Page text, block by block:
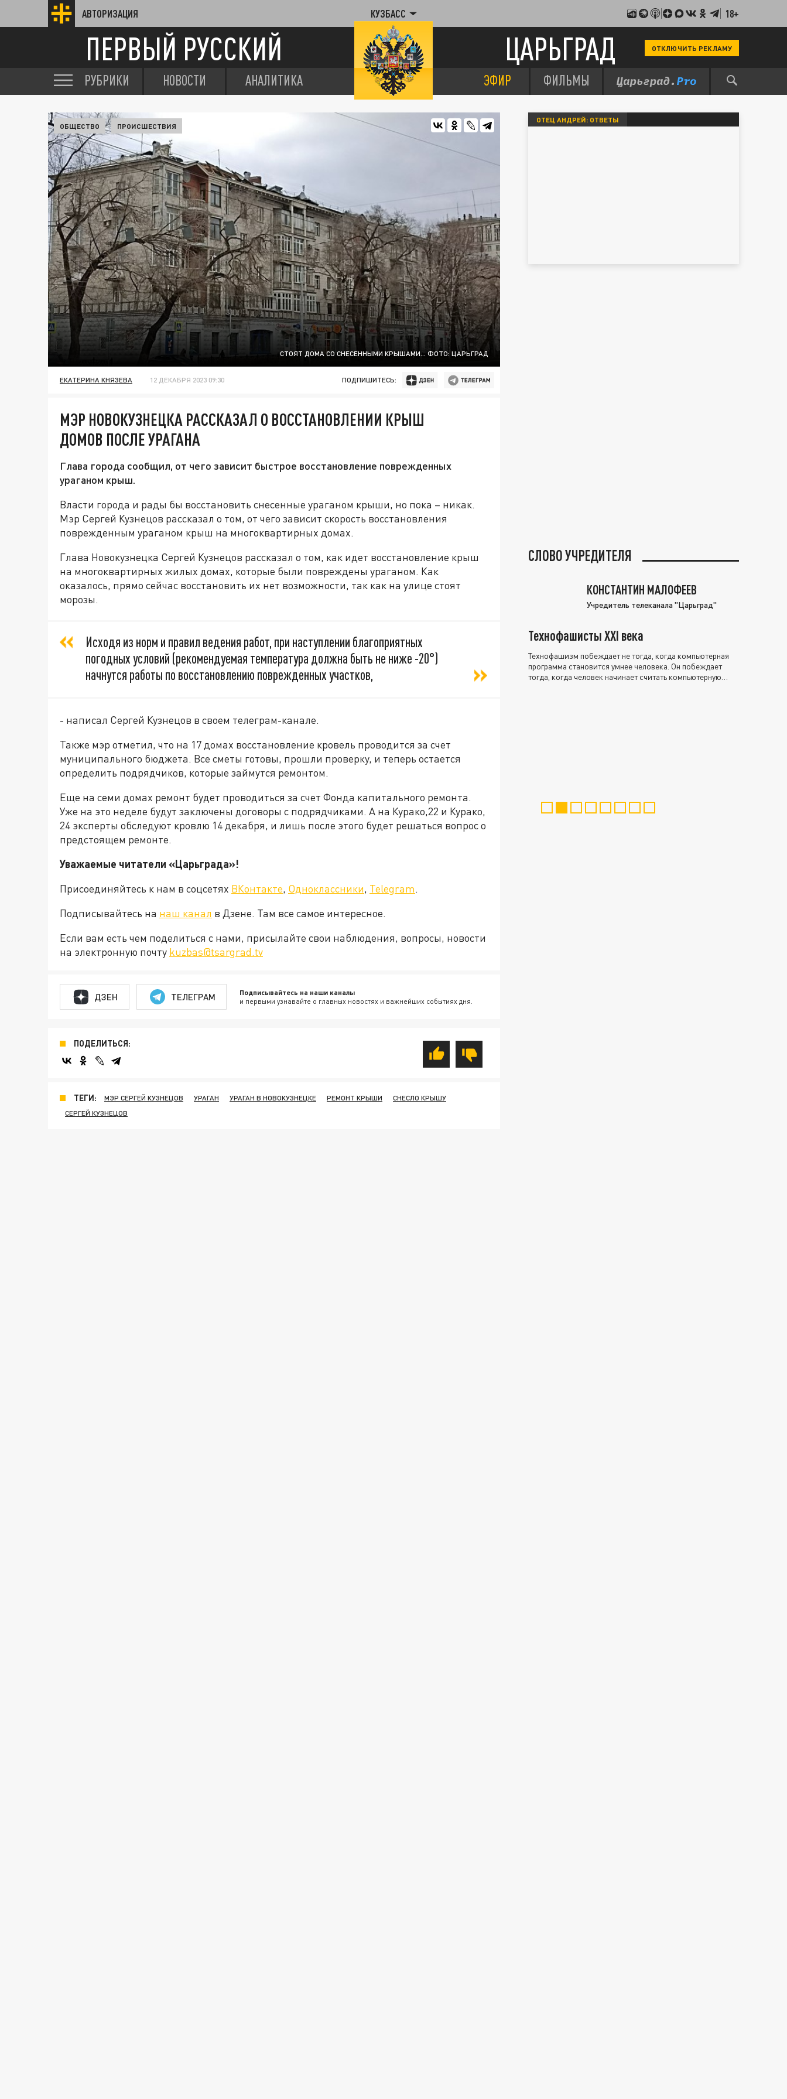
АВТОРИЗАЦИЯ КУЗБАСС 18+
ПЕРВЫЙ РУССКИЙ ЦАРЬГРАД ОТКЛЮЧИТЬ РЕКЛАМУ
РУБРИКИ НОВОСТИ АНАЛИТИКА ЭФИР ФИЛЬМЫ
СТОЯТ ДОМА СО СНЕСЕННЫМИ КРЫШАМИ... ФОТО: ЦАРЬГРАД
ОБЩЕСТВО ПРОИСШЕСТВИЯ
ЕКАТЕРИНА КНЯЗЕВА 12 ДЕКАБРЯ 2023 09:30 ПОДПИШИТЕСЬ:
МЭР НОВОКУЗНЕЦКА РАССКАЗАЛ О ВОССТАНОВЛЕНИИ КРЫШ
ДОМОВ ПОСЛЕ УРАГАНА
Глава города сообщил, от чего зависит быстрое восстановление поврежденных
ураганом крыш.
Власти города и рады бы восстановить снесенные ураганом крыши, но пока – никак.
Мэр Сергей Кузнецов рассказал о том, от чего зависит скорость восстановления
поврежденным ураганом крыш на многоквартирных домах.
Глава Новокузнецка Сергей Кузнецов рассказал о том, как идет восстановление крыш
на многоквартирных жилых домах, которые были повреждены ураганом. Как
оказалось, прямо сейчас восстановить их нет возможности, так как на улице стоят
морозы.
Исходя из норм и правил ведения работ, при наступлении благоприятных
погодных условий (рекомендуемая температура должна быть не ниже -20°)
начнутся работы по восстановлению поврежденных участков,
- написал Сергей Кузнецов в своем телеграм-канале.
Также мэр отметил, что на 17 домах восстановление кровель проводится за счет
муниципального бюджета. Все сметы готовы, прошли проверку, и теперь остается
определить подрядчиков, которые займутся ремонтом.
Еще на семи домах ремонт будет проводиться за счет Фонда капитального ремонта.
Уже на это неделе будут заключены договоры с подрядчиками. А на Курако,22 и Курако,
24 эксперты обследуют кровлю 14 декабря, и лишь после этого будет решаться вопрос о
предстоящем ремонте.
Уважаемые читатели «Царьграда»!
Присоединяйтесь к нам в соцсетях ВКонтакте, Одноклассники, Telegram.
Подписывайтесь на наш канал в Дзене. Там все самое интересное.
Если вам есть чем поделиться с нами, присылайте свои наблюдения, вопросы, новости
на электронную почту kuzbas@tsargrad.tv
ДЗЕН ТЕЛЕГРАМ Подписывайтесь на наши каналы
и первыми узнавайте о главных новостях и важнейших событиях дня.
ПОДЕЛИТЬСЯ:
ТЕГИ: МЭР СЕРГЕЙ КУЗНЕЦОВ УРАГАН УРАГАН В НОВОКУЗНЕЦКЕ РЕМОНТ КРЫШИ
СНЕСЛО КРЫШУ
СЕРГЕЙ КУЗНЕЦОВ
ОТЕЦ АНДРЕЙ: ОТВЕТЫ
СЛОВО УЧРЕДИТЕЛЯ
КОНСТАНТИН МАЛОФЕЕВ
Учредитель телеканала "Царьград"
Технофашисты XXI века
Технофашизм побеждает не тогда, когда компьютерная
программа становится умнее человека. Он побеждает
тогда, когда человек начинает считать компьютерную